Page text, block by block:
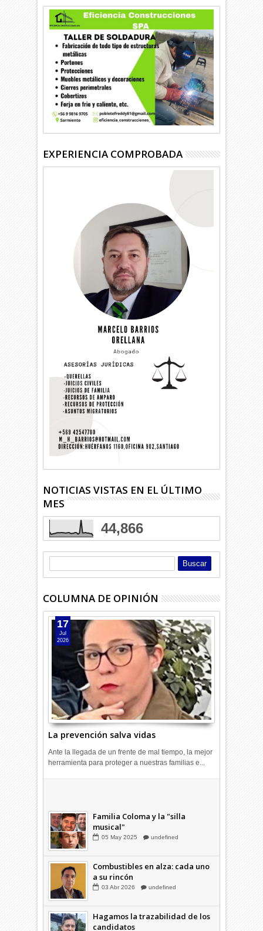
EXPERIENCIA COMPROBADA
NOTICIAS VISTAS EN EL ÚLTIMO
MES
44,866
COLUMNA DE OPINIÓN
La prevención salva vidas
17
Jul
2026
Ante la llegada de un frente de mal tiempo, la mejor
herramienta para proteger a nuestras familias e...
Familia Coloma y la "silla
05 May 2025 undefined
Combustibles en alza: cada uno
03Abr 2026 undefined